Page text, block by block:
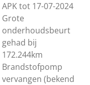
APK tot 17-07-2024
Grote
onderhoudsbeurt
gehad bij
172.244km
Brandstofpomp
vervangen (bekend